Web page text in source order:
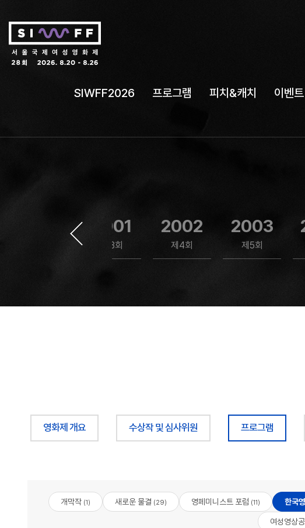
SIWFF2026 프로그램 피치&캐치 이벤트
2001
제3회
2002
제4회
2003
제5회
영화제 개요 수상작 및 심사위원 프로그램
개막작 (1) 새로운 물결 (29) 영페미니스트 포럼 (11) 한국
여성영상